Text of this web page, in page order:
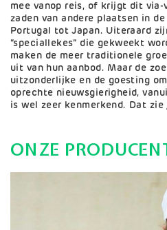
mee vanop reis, of krijgt dit via-
zaden van andere plaatsen in
Portugal tot Japan. Uiteraard
“speciallekes” die gekweekt
maken de meer traditionele
uit van hun aanbod. Maar de
uitzonderlijke en de goesting
oprechte nieuwsgierigheid,
is wel zeer kenmerkend. Dat
ONZE